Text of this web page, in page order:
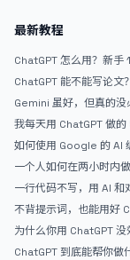
最新教程
ChatGPT 怎么用？新手
ChatGPT 能不能写论文
Gemini 虽好，但真的没
弃 ChatGPT
我每天用 ChatGPT 做的
如何使用 Google 的 AI
AntiGravity：独立开发
武器
一个人如何在两小时内
APP？｜AntiGravity +
战完整记录
一行代码不写，用 AI 和
个完整网站：《图书天堂
不背提示词，也能用好
一个万能提问模板
为什么你用 ChatGPT 没效果
的人第一步就问错了
ChatGPT 到底能帮你做